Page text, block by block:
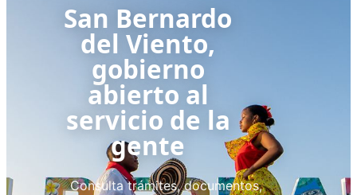
San Bernardo
del Viento,
gobierno
abierto al
servicio de la
gente
Consulta trámites, documentos,